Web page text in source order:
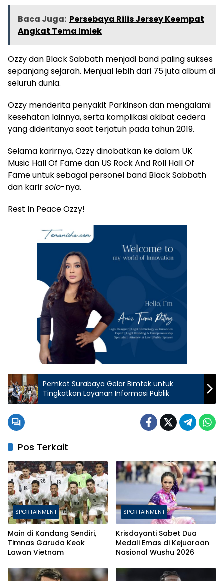
Baca Juga: Persebaya Rilis Jersey Keempat
Angkat Tema Imlek
Ozzy dan Black Sabbath menjadi band paling sukses
sepanjang sejarah. Menjual lebih dari 75 juta album di
seluruh dunia.
Ozzy menderita penyakit Parkinson dan mengalami
kesehatan lainnya, serta komplikasi akibat cedera
yang dideritanya saat terjatuh pada tahun 2019.
Selama karirnya, Ozzy dinobatkan ke dalam UK
Music Hall Of Fame dan US Rock And Roll Hall Of
Fame untuk sebagai personel band Black Sabbath
dan karirsolo-nya.
Rest In Peace Ozzy!
Pemkot Surabaya Gelar Bimtek untuk
Tingkatkan Layanan Informasi Publik
Pos Terkait
SPORTAINMENT
Main di Kandang Sendiri,
Timnas Garuda Keok
Lawan Vietnam
SPORTAINMENT
Krisdayanti Sabet Dua
Medali Emas di Kejuaraan
Nasional Wushu 2026